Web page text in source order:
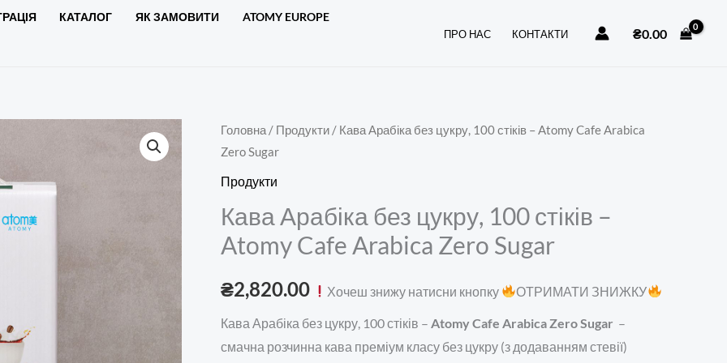
КАТАЛОГ ЯК ЗАМОВИТИ ATOMY EUROPE
ПРО НАС КОНТАКТИ ₴0.00
Головна / Продукти / Кава Арабіка без цукру, 100 стіків – Atomy Cafe Arabica
Zero Sugar
Продукти
Кава Арабіка без цукру, 100 стіків –
Atomy Cafe Arabica Zero Sugar
₴2,820.00 Хочеш знижу натисни кнопку ОТРИМАТИ ЗНИЖКУ
Кава Арабіка без цукру, 100 стіків – Atomy Cafe Arabica Zero Sugar –
смачна розчинна кава преміум класу без цукру (з додаванням стевії)
Кава
Арабіка
без
100
стіків
Atomy
Cafe
Arabica
100
Cafe
кількість